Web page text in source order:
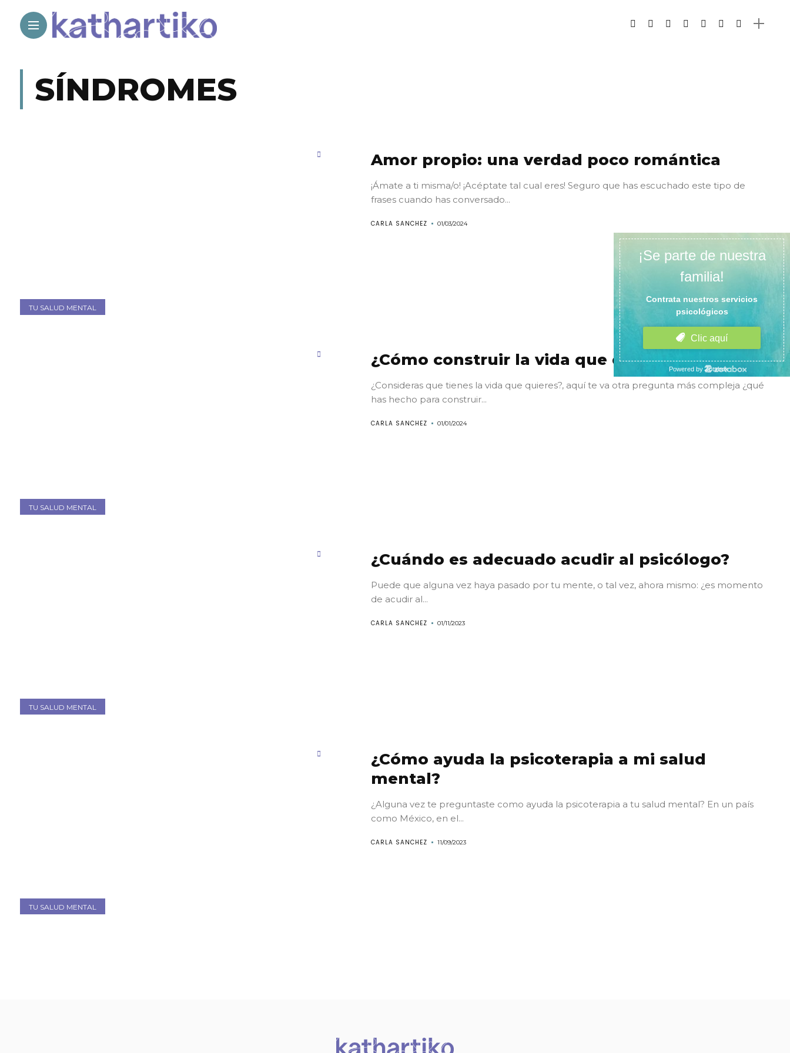
Conoce
genuinamente
Aparta
tu
SÍNDROMES
TU SALUD MENTAL
Amor propio: una verdad poco romántica
¡Ámate a ti misma/o! ¡Acéptate tal cual eres! Seguro que has escuchado este tipo de
frases cuando has conversado...
CARLA SANCHEZ 01/03/2024
TU SALUD MENTAL
¿Cómo construir la vida que deseas?
¿Consideras que tienes la vida que quieres?, aquí te va otra pregunta más compleja ¿qué
has hecho para construir...
CARLA SANCHEZ 01/01/2024
TU SALUD MENTAL
¿Cuándo es adecuado acudir al psicólogo?
Puede que alguna vez haya pasado por tu mente, o tal vez, ahora mismo: ¿es momento
de acudir al...
CARLA SANCHEZ 01/11/2023
TU SALUD MENTAL
¿Cómo ayuda la psicoterapia a mi salud
mental?
¿Alguna vez te preguntaste como ayuda la psicoterapia a tu salud mental? En un país
como México, en el...
CARLA SANCHEZ 11/09/2023